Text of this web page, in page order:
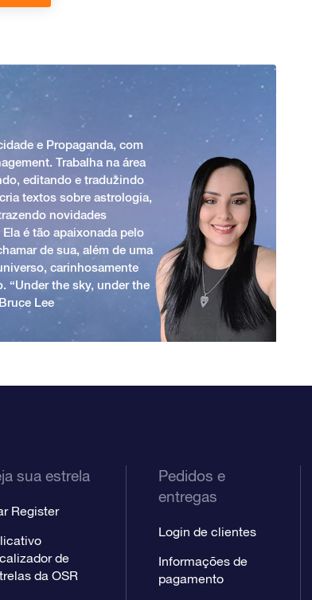
e Propaganda, com
Trabalha na área
editando e traduzindo
textos sobre astrologia,
novidades
é tão apaixonada pelo
de sua, além de uma
carinhosamente
“Under the sky, under the
Lee
sua estrela
Register
de
da OSR
Pedidos e
entregas
Login de clientes
Informações de
pagamento